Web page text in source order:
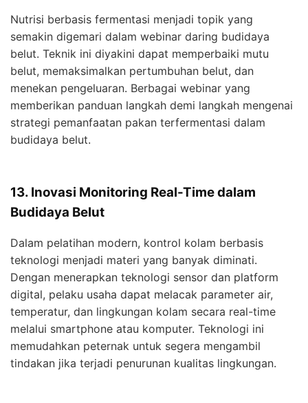
Nutrisi berbasis fermentasi menjadi topik yang
semakin digemari dalam webinar daring budidaya
belut. Teknik ini diyakini dapat memperbaiki mutu
belut, memaksimalkan pertumbuhan belut, dan
menekan pengeluaran. Berbagai webinar yang
memberikan panduan langkah demi langkah mengenai
strategi pemanfaatan pakan terfermentasi dalam
budidaya belut.
13. Inovasi Monitoring Real-Time dalam
Budidaya Belut
Dalam pelatihan modern, kontrol kolam berbasis
teknologi menjadi materi yang banyak diminati.
Dengan menerapkan teknologi sensor dan platform
digital, pelaku usaha dapat melacak parameter air,
temperatur, dan lingkungan kolam secara real-time
melalui smartphone atau komputer. Teknologi ini
memudahkan peternak untuk segera mengambil
tindakan jika terjadi penurunan kualitas lingkungan.